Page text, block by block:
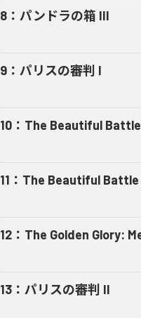
8 ： パンドラの箱 III
9 ： パリスの審判 I
10 ： The Beautiful Battle
11 ： The Beautiful Battle
12 ： The Golden Glory:
13 ： パリスの審判 II